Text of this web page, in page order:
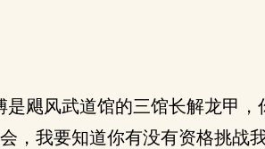
飓风武道馆的三馆长解龙甲
，我要知道你有没有资格挑战